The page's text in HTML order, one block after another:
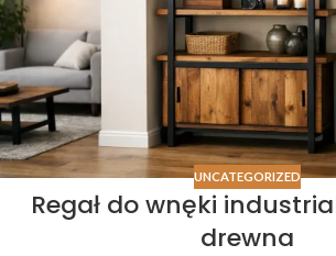
UNCATEGORIZED
Regał do wnęki
drewna